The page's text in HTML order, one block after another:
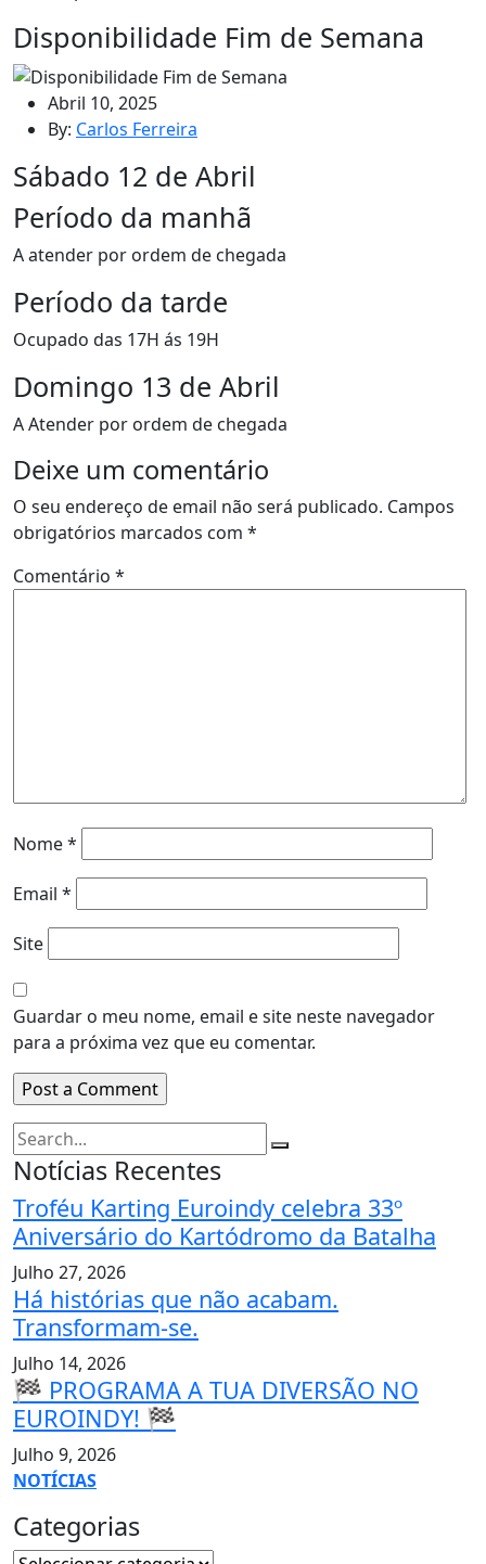
Disponibilidade Fim de Semana
Abril 10, 2025
By: Carlos Ferreira
Sábado 12 de Abril
Período da manhã
A atender por ordem de chegada
Período da tarde
Ocupado das 17H ás 19H
Domingo 13 de Abril
A Atender por ordem de chegada
Deixe um comentário
O seu endereço de email não será publicado. Campos
obrigatórios marcados com *
Comentário *
Nome*
Email *
Site
Guardar o meu nome, email e site neste navegador
para a próxima vez que eu comentar.
Notícias Recentes
Troféu Karting Euroindy celebra 33º
Aniversário do Kartódromo da Batalha
Julho 27, 2026
Há histórias que não acabam.
Transformam-se.
Julho 14, 2026
🏁 PROGRAMA A TUA DIVERSÃO NO
EUROINDY! 🏁
Julho 9, 2026
NOTÍCIAS
Categorias